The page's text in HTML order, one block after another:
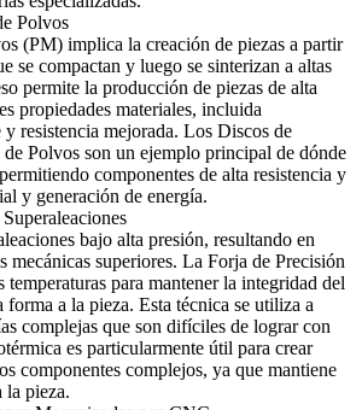
Polvos
(PM) implica la creación de piezas a partir
se compactan y luego se sinterizan a altas
permite la producción de piezas de alta
propiedades materiales, incluida
resistencia mejorada. Los Discos de
Polvos son un ejemplo principal de dónde
componentes de alta resistencia y
y generación de energía.
bajo alta presión, resultando en
mecánicas superiores. La Forja de Precisión
temperaturas para mantener la integridad del
forma a la pieza. Esta técnica se utiliza a
complejas que son difíciles de lograr con
es particularmente útil para crear
componentes complejos, ya que mantiene
la pieza.